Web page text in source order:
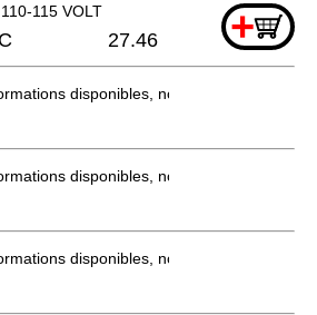
115 VOLT +
27.46
disponibles, non commandable
disponibles, non commandable
disponibles, non commandable